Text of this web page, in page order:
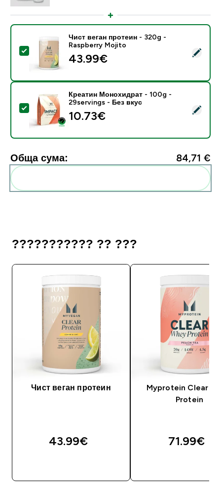
Select this product - Чист веган протеин - 320g -
Чист веган протеин - 320g -
Raspberry Mojito
43.99€‎
Select this product - Креатин Монохидрат - 100g -
Креатин Монохидрат - 100g -
29servings - Без вкус
10.73€‎
Обща сума: 84,71 €‎
??????????? ?? ???
Чист веган протеин
43.99€‎
Myprotein Clear
Protein
71.99€‎